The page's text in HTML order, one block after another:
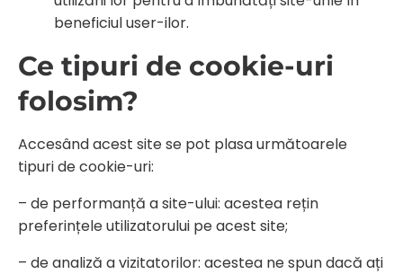
beneficiul user-ilor.
Ce tipuri de cookie-uri
folosim?
Accesând acest site se pot plasa următoarele
tipuri de cookie-uri:
– de performanță a site-ului: acestea rețin
preferințele utilizatorului pe acest site;
– de analiză a vizitatorilor: acestea ne spun dacă ați